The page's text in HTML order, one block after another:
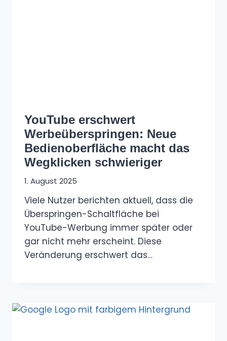
YouTube erschwert
Werbeüberspringen: Neue
Bedienoberfläche macht das
Wegklicken schwieriger
1. August 2025
Viele Nutzer berichten aktuell, dass die
Überspringen-Schaltfläche bei
YouTube-Werbung immer später oder
gar nicht mehr erscheint. Diese
Veränderung erschwert das…